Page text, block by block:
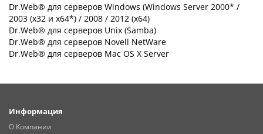
Dr.Web® для серверов Windows (Windows Server 2000* /
2003 (х32 и х64*) / 2008 / 2012 (х64)
Dr.Web® для серверов Unix (Samba)
Dr.Web® для серверов Novell NetWare
Dr.Web® для серверов Mac OS X Server
Информация
О Компании